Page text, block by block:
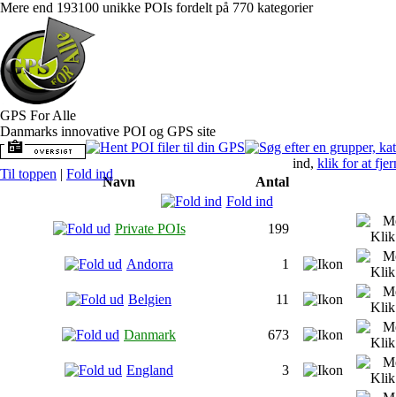
Mere end 193100 unikke POIs fordelt på 770 kategorier
GPS For Alle
Danmarks innovative POI og GPS site
ind, klik for at
Til toppen | Fold ind
Navn
Antal
Fold ind
Private POIs
199
Andorra 1
Belgien 11
Danmark 673
England 3